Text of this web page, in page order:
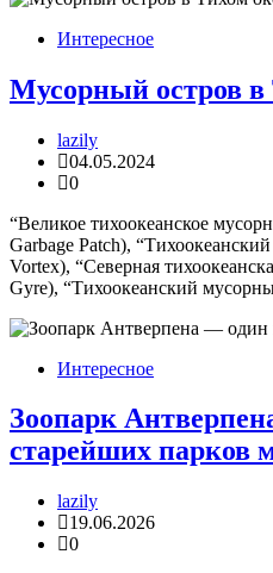
Интересное
Мусорный остров в
lazily
04.05.2024
0
“Великое тихоокеанское
Garbage Patch),
Vortex), “Северная
Gyre), “Тихоокеанский
Интересное
Зоопарк
старейших парков
lazily
19.06.2026
0